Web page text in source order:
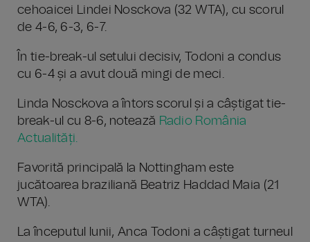
cehoaicei Lindei Nosckova (32 WTA), cu scorul
de 4-6, 6-3, 6-7.
În tie-break-ul setului decisiv, Todoni a condus
cu 6-4 și a avut două mingi de meci.
Linda Nosckova a întors scorul și a câștigat tie-
break-ul cu 8-6, notează Radio România
Actualități.
Favorită principală la Nottingham este
jucătoarea braziliană Beatriz Haddad Maia (21
WTA).
La începutul lunii, Anca Todoni a câștigat turneul